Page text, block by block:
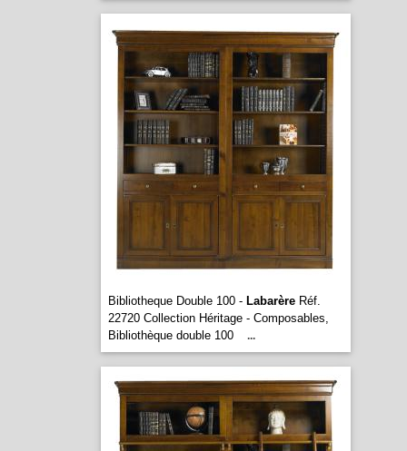
Bibliotheque Double 100 - LabarèreRéf.
22720 Collection Héritage - Composables,
Bibliothèque double 100
...